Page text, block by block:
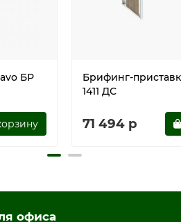
БР
Брифинг-
1411 ДС
71 494 р
офиса